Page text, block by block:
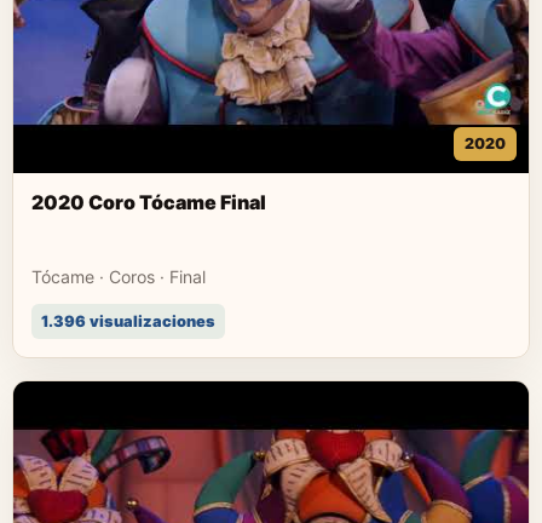
2020
2020 Coro Tócame Final
Tócame · Coros · Final
1.396 visualizaciones